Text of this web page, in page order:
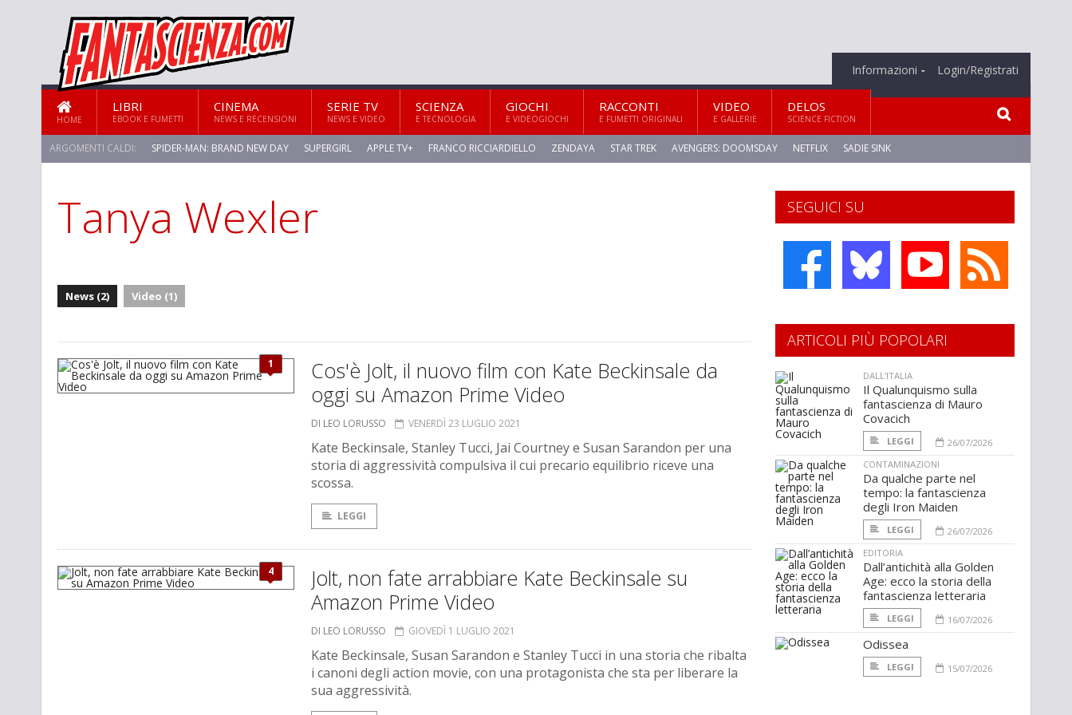
Informazioni Login/Registrati
HOME
LIBRI
EBOOK E FUMETTI
CINEMA
NEWS E RECENSIONI
SERIE TV
NEWS E VIDEO
SCIENZA
E TECNOLOGIA
GIOCHI
E VIDEOGIOCHI
RACCONTI
E FUMETTI ORIGINALI
VIDEO
E GALLERIE
DELOS
SCIENCE FICTION
ARGOMENTI CALDI: SPIDER-MAN: BRAND NEW DAY SUPERGIRL APPLE TV+ FRANCO RICCIARDIELLO ZENDAYA STAR TREK AVENGERS: DOOMSDAY NETFLIX SADIE SINK
Tanya Wexler
News (2) Video (1)
1
Cos'è Jolt, il nuovo film con Kate Beckinsale da
oggi su Amazon Prime Video
DI LEO LORUSSO VENERDÌ 23 LUGLIO 2021
Kate Beckinsale, Stanley Tucci, Jai Courtney e Susan Sarandon per una
storia di aggressività compulsiva il cui precario equilibrio riceve una
scossa.
LEGGI
4
Jolt, non fate arrabbiare Kate Beckinsale su
Amazon Prime Video
DI LEO LORUSSO GIOVEDÌ 1 LUGLIO 2021
Kate Beckinsale, Susan Sarandon e Stanley Tucci in una storia che ribalta
i canoni degli action movie, con una protagonista che sta per liberare la
sua aggressività.
SEGUICI SU
ARTICOLI PIÙ POPOLARI
DALL'ITALIA
Il Qualunquismo sulla
fantascienza di Mauro
Covacich
LEGGI
26/07/2026
CONTAMINAZIONI
Da qualche parte nel
tempo: la fantascienza
degli Iron Maiden
LEGGI
26/07/2026
EDITORIA
Dall’antichità alla Golden
Age: ecco la storia della
fantascienza letteraria
LEGGI 16/07/2026
Odissea
LEGGI 15/07/2026